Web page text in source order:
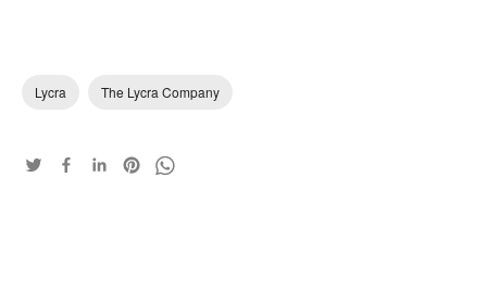
Lycra The Lycra Company